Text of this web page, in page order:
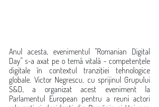
Anul acesta, evenimentul "Romanian Digital
Day" s-a axat pe o temă vitală - competențele
digitale în contextul tranziției tehnologice
globale. Victor Negrescu, cu sprijinul Grupului
S&D, a organizat acest eveniment la
Parlamentul European pentru a reuni actori